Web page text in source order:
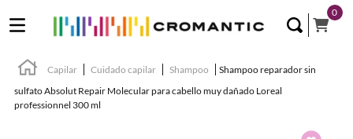
0
Capilar Cuidado capilar Shampoo
Shampoo reparador sin
sulfato Absolut Repair Molecular para cabello muy dañado Loreal
professionnel 300 ml